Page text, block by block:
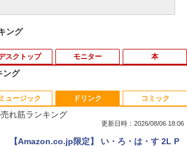
ング
VETESA正規店 新品 ノートパソコン セ
ール office付き windows11 マウスセッ
ト PC 14型 Celeron N3350/J3355 メモ
リ8GB/12GB SSD128GB/256GB/512G
スクトップ
【マラソン限定30%OFF】中古 DELL O
ptiPlex 3060 Micro D10U Core i5 8400
T 第8世代CPU メモリ8GB SSD256GB
Windows11Home 1年保証 レビュー特
モニター
DELL デル E2417H LED液晶モニター 2
3.8インチワイド ブラック 1920×1080
（フルHD） 16:9 IPSパネル LEDバック
ライト付 非光沢 ノングレア 液晶ディス
本
ちいかわ なんか小さくてかわいいやつ 全
巻(1-8)セット 全巻新品 蔦屋書店
￥9,900
ング
Anker Soundcore P40i オフホワイト
ミュージック
BRUCE WAYNE feat. Flo Milli, ATL Jacob
ドリンク
れ筋ランキング
更新日時：2026/08/06 18:06
【Amazon.co.jp限定】 い・ろ・は・す 2L P
コミック